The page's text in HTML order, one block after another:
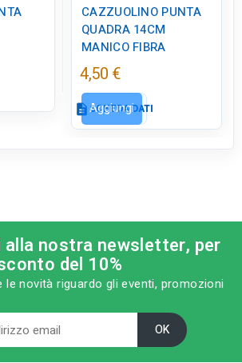
close
CAZZUOLINO PUNTA
QUADRA 14CM
MANICO FIBRA
4,50 €
descriptionSCHEDA DATI
Disponibile in negozio
Aggiungi
nostra newsletter, per
del 10%
le novità riguardo gli eventi, promozioni